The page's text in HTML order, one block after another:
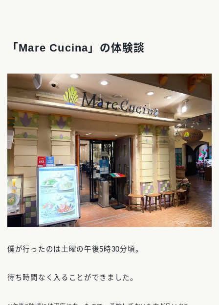
「Mare Cucina」の体験談
僕が行ったのは土曜の午後5時30分頃。
待ち時間なく入ることができました。